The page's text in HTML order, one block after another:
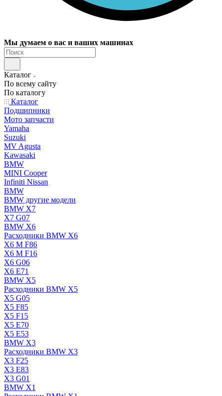
Мы думаем о вас и ваших машинах
Каталог
По всему сайту
По каталогу
Каталог
Подшипники
Мото запчасти
Yamaha
Suzuki
MV Agusta
Kawasaki
BMW
MINI Cooper
Infiniti Nissan
BMW
BMW другие модели
BMW X7
X7 G07
BMW X6
Расходники BMW X6
X6 M F86
X6 M F16
X6 G06
X6 E71
BMW X5
Расходники BMW X5
X5 G05
X5 F85
X5 F15
X5 E70
X5 E53
BMW X3
Расходники BMW X3
X3 F25
X3 E83
X3 G01
BMW X1